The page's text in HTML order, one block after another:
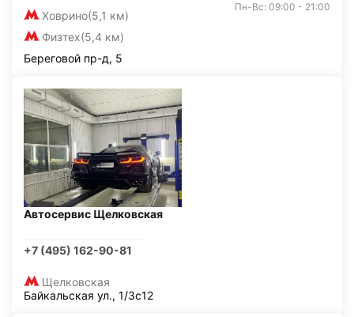
Ховрино(5,1 км)
Физтех(5,4 км)
Пн-Вс: 09:00 - 21:00
Береговой пр-д, 5
Автосервис Щелковская
+7 (495) 162-90-81
Щелковская
Байкальская ул., 1/3с12